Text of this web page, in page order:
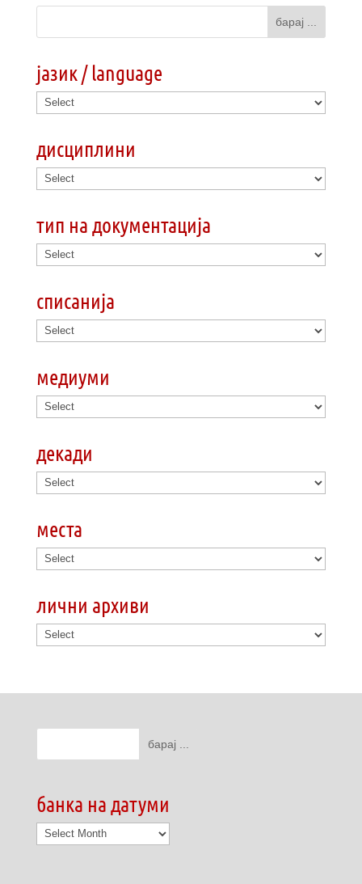
јазик / language
дисциплини
тип на документација
списанија
медиуми
декади
места
лични архиви
банка на датуми
банка
на